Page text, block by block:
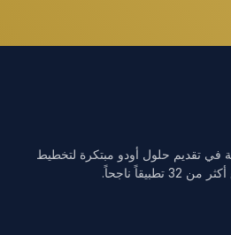
تقديم حلول أودو مبتكرة لتخطيط
ناجحاً.